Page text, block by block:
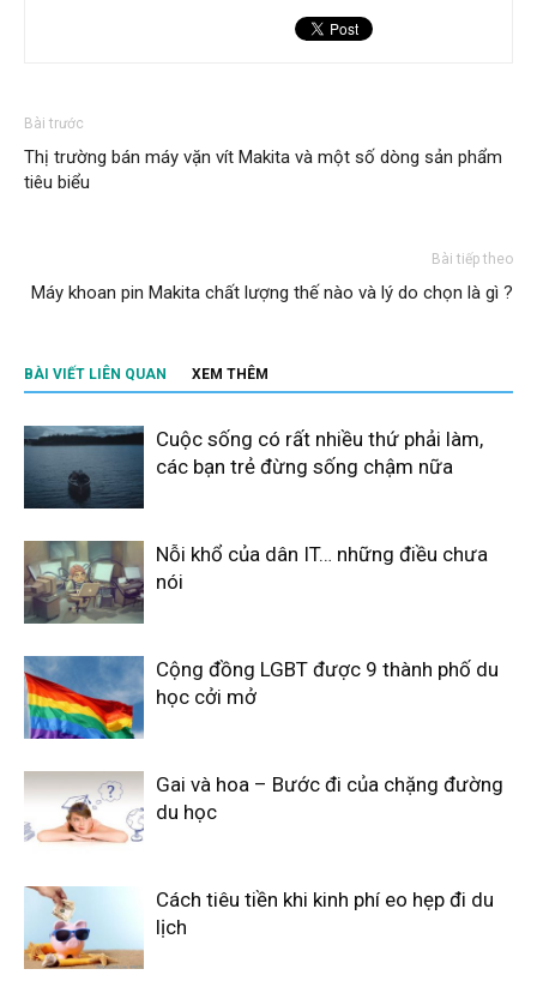
Bài trước
Thị trường bán máy vặn vít Makita và một số dòng sản phẩm
tiêu biểu
Bài tiếp theo
Máy khoan pin Makita chất lượng thế nào và lý do chọn là gì ?
BÀI VIẾT LIÊN QUAN XEM THÊM
Cuộc sống có rất nhiều thứ phải làm,
các bạn trẻ đừng sống chậm nữa
Nỗi khổ của dân IT… những điều chưa
nói
Cộng đồng LGBT được 9 thành phố du
học cởi mở
Gai và hoa – Bước đi của chặng đường
du học
Cách tiêu tiền khi kinh phí eo hẹp đi du
lịch